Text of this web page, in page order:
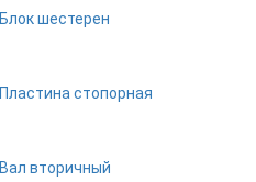
Блок шестерен
Пластина стопорная
Вал вторичный